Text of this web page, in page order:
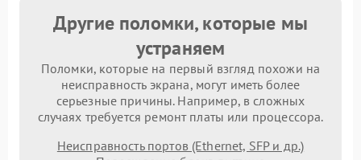
Другие поломки, которые мы
устраняем
Поломки, которые на первый взгляд похожи на
неисправность экрана, могут иметь более
серьезные причины. Например, в сложных
случаях требуется ремонт платы или процессора.
Неисправность портов (Ethernet, SFP и др.)